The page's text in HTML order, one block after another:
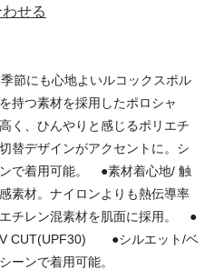
せる
節にも心地よいルコックスポル
持つ素材を採用したポロシャ
く、ひんやりと感じるポリエチ
替デザインがアクセントに。シ
で着用可能。 ●素材着心地/ 触
素材。ナイロンよりも熱伝導率
チレン混素材を肌面に採用。 ●
CUT(UPF30) ●シルエット/ベ
ーンで着用可能。